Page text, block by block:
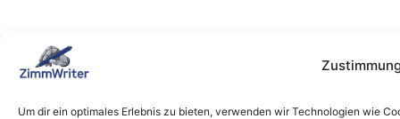
Um dir ein optimales Erlebnis zu bieten, verwenden wir Technologien wie